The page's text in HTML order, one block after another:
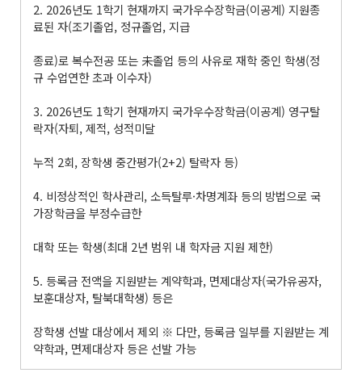
2. 2026년도 1학기 현재까지 국가우수장학금(이공계) 지원종
료된 자(조기졸업, 정규졸업, 지급
종료)로 복수전공 또는 未졸업 등의 사유로 재학 중인 학생(정
규 수업연한 초과 이수자)
3. 2026년도 1학기 현재까지 국가우수장학금(이공계) 영구탈
락자(자퇴, 제적, 성적미달
누적 2회, 장학생 중간평가(2+2) 탈락자 등)
4. 비정상적인 학사관리, 소득탈루·차명계좌 등의 방법으로 국
가장학금을 부정수급한
대학 또는 학생(최대 2년 범위 내 학자금 지원 제한)
5. 등록금 전액을 지원받는 계약학과, 면제대상자(국가유공자,
보훈대상자, 탈북대학생) 등은
장학생 선발 대상에서 제외 ※ 다만, 등록금 일부를 지원받는 계
약학과, 면제대상자 등은 선발 가능